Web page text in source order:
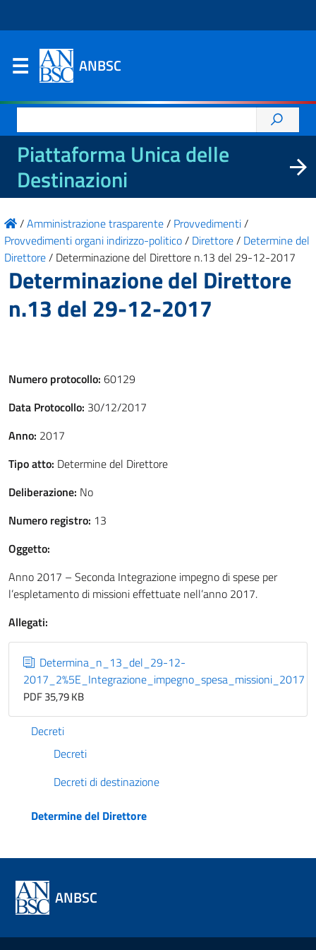
ANBSC
per:
Piattaforma Unica delle
Destinazioni
/Amministrazione trasparente/ Provvedimenti/
Provvedimenti organi indirizzo-politico/ Direttore/ Determine del
Direttore/ Determinazione del Direttore n.13 del 29-12-2017
Determinazione del Direttore
n.13 del 29-12-2017
Numero protocollo: 60129
Data Protocollo: 30/12/2017
Anno: 2017
Tipo atto: Determine del Direttore
Deliberazione: No
Numero registro: 13
Oggetto:
Anno 2017 – Seconda Integrazione impegno di spese per
l’espletamento di missioni effettuate nell’anno 2017.
Allegati:
Determina_n_13_del_29-12-
2017_2%5E_Integrazione_impegno_spesa_missioni_2017
PDF 35,79 KB
Decreti
Decreti
Decreti di destinazione
Determine del Direttore
ANBSC